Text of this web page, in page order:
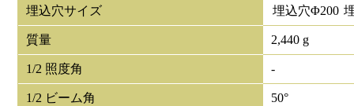
埋込穴サイズ 埋込穴Φ200
質量 2,440 g
1/2 照度角 -
1/2 ビーム角 50°